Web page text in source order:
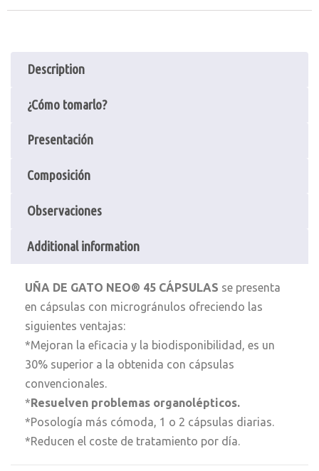
Description
¿Cómo tomarlo?
Presentación
Composición
Observaciones
Additional information
UÑA DE GATO NEO® 45 CÁPSULAS se presenta
en cápsulas con microgránulos ofreciendo las
siguientes ventajas:
*Mejoran la eficacia y la biodisponibilidad, es un
30% superior a la obtenida con cápsulas
convencionales.
*Resuelven problemas organolépticos.
*Posología más cómoda, 1 o 2 cápsulas diarias.
*Reducen el coste de tratamiento por día.